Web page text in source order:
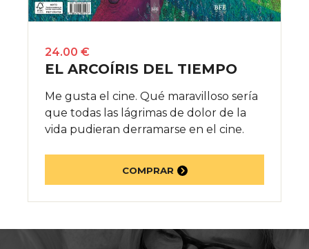
24.00 €
EL ARCOÍRIS DEL TIEMPO
Me gusta el cine. Qué maravilloso sería
que todas las lágrimas de dolor de la
vida pudieran derramarse en el cine.
COMPRAR